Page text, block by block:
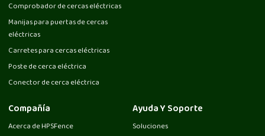
Comprobador de cercas eléctricas
Manijas para puertas de cercas
eléctricas
Carretes para cercas eléctricas
Poste de cerca eléctrica
Conector de cerca eléctrica
Compañía
Acerca de HPSFence
Ayuda Y Soporte
Soluciones